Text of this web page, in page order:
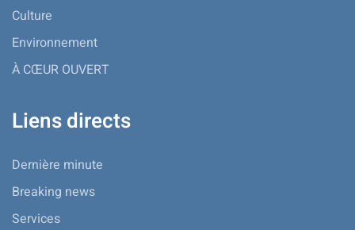
Culture
Environnement
À CŒUR OUVERT
Liens directs
Dernière minute
Breaking news
Services